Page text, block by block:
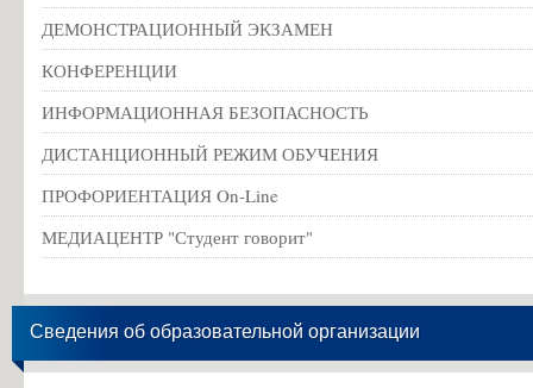
ДЕМОНСТРАЦИОННЫЙ ЭКЗАМЕН
КОНФЕРЕНЦИИ
ИНФОРМАЦИОННАЯ БЕЗОПАСНОСТЬ
ДИСТАНЦИОННЫЙ РЕЖИМ ОБУЧЕНИЯ
ПРОФОРИЕНТАЦИЯ On-Line
МЕДИАЦЕНТР "Студент говорит"
Сведения об образовательной организации